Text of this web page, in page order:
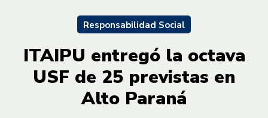
Responsabilidad Social
ITAIPU entregó la octava
USF de 25 previstas en
Alto Paraná